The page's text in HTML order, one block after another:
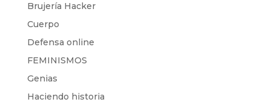
Brujería Hacker
Cuerpo
Defensa online
FEMINISMOS
Genias
Haciendo historia